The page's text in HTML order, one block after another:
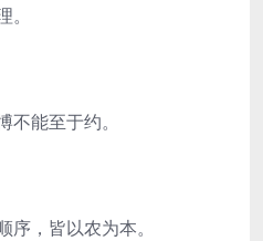
能至于约。
，皆以农为本。